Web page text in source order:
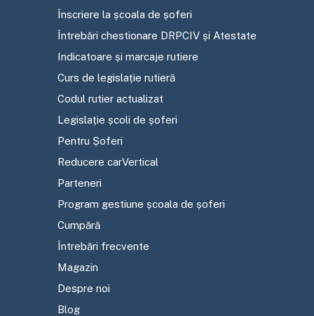
Înscriere la școala de șoferi
Întrebări chestionare DRPCIV și Atestate
Indicatoare și marcaje rutiere
Curs de legislație rutieră
Codul rutier actualizat
Legislație școli de șoferi
Pentru Șoferi
Reducere carVertical
Parteneri
Program gestiune școala de șoferi
Cumpără
Întrebări frecvente
Magazin
Despre noi
Blog